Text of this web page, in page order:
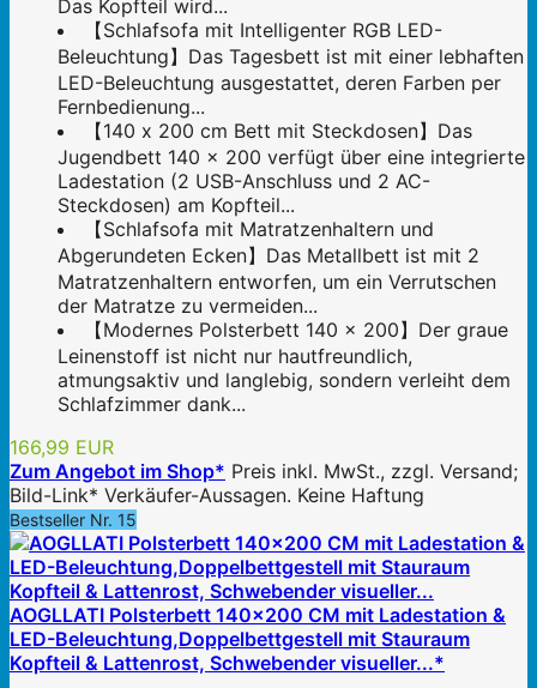
Das Kopfteil wird...
【Schlafsofa mit Intelligenter RGB LED-
Beleuchtung】Das Tagesbett ist mit einer lebhaften
LED-Beleuchtung ausgestattet, deren Farben per
Fernbedienung...
【140 x 200 cm Bett mit Steckdosen】Das
Jugendbett 140 x 200 verfügt über eine integrierte
Ladestation (2 USB-Anschluss und 2 AC-
Steckdosen) am Kopfteil...
【Schlafsofa mit Matratzenhaltern und
Abgerundeten Ecken】Das Metallbett ist mit 2
Matratzenhaltern entworfen, um ein Verrutschen
der Matratze zu vermeiden...
【Modernes Polsterbett 140 x 200】Der graue
Leinenstoff ist nicht nur hautfreundlich,
atmungsaktiv und langlebig, sondern verleiht dem
Schlafzimmer dank...
166,99 EUR
Zum Angebot im Shop* Preis inkl. MwSt., zzgl. Versand;
Bild-Link* Verkäufer-Aussagen. Keine Haftung
Bestseller Nr. 15
AOGLLATI Polsterbett 140x200 CM mit Ladestation &
LED-Beleuchtung,Doppelbettgestell mit Stauraum
Kopfteil & Lattenrost, Schwebender visueller...*